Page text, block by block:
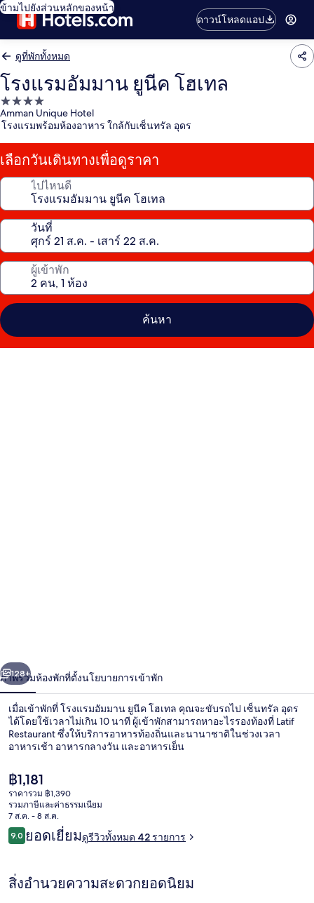
ข้ามไปยังส่วนหลักของหน้า
ดาวน์โหลดแอป
ดูที่พักทั้งหมด
โรงแรมอัมมาน ยูนีค โฮเทล
ที่พัก
4.0
Amman Unique Hotel
โรงแรมพร้อมห้องอาหาร ใกล้กับเซ็นทรัล อุดร
เลือกวันเดินทางเพื่อดูราคา
ไปไหนดี
วันที่
ผู้เข้าพัก
ค้นหา
นีค
โฮ
เทล
า
ถัดไป
128+
ภาพรวมห้องพักที่ตั้งนโยบายการเข้าพัก
เมื่อเข้าพักที่ โรงแรมอัมมาน ยูนีค โฮเทล คุณจะขับรถไป เซ็นทรัล อุดร
ได้โดยใช้เวลาไม่เกิน 10 นาที ผู้เข้าพักสามารถหาอะไรรองท้องที่ Latif
Restaurant ซึ่งให้บริการอาหารท้องถิ่นและนานาชาติในช่วงเวลา
อาหารเช้า อาหารกลางวัน และอาหารเย็น
ราคา
ปัจจุบัน
฿1,181
฿1,181
ราคารวม ฿1,390
รวมภาษีและค่าธรรมเนียม
7 ส.ค. - 8 ส.ค.
รีวิว
9.09.0 จาก 10
ยอดเยี่ยมดูรีวิวทั้งหมด 42 รายการ
สิ่งอำนวยความสะดวกยอดนิยม